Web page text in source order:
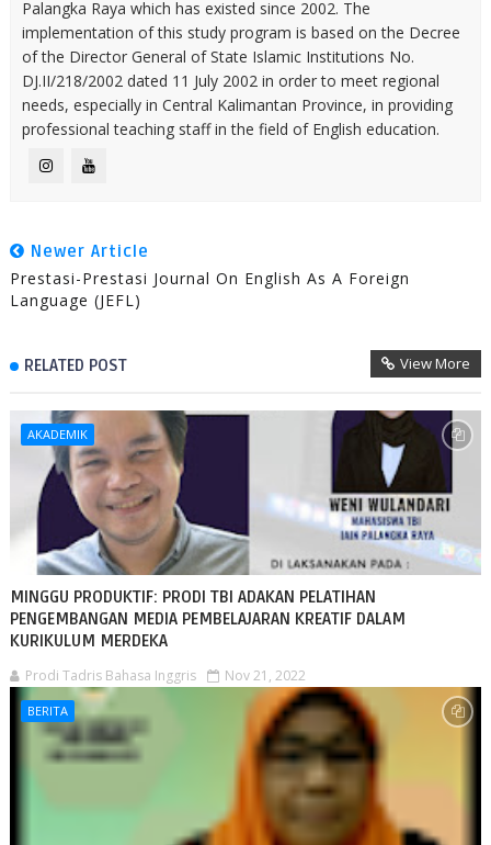
Palangka Raya which has existed since 2002. The
implementation of this study program is based on the Decree
of the Director General of State Islamic Institutions No.
DJ.II/218/2002 dated 11 July 2002 in order to meet regional
needs, especially in Central Kalimantan Province, in providing
professional teaching staff in the field of English education.
Newer Article
Prestasi-Prestasi Journal On English As A Foreign
Language (JEFL)
RELATED POST View More
AKADEMIK
MINGGU PRODUKTIF: PRODI TBI ADAKAN PELATIHAN
PENGEMBANGAN MEDIA PEMBELAJARAN KREATIF DALAM
KURIKULUM MERDEKA
Prodi Tadris Bahasa Inggris Nov 21, 2022
BERITA